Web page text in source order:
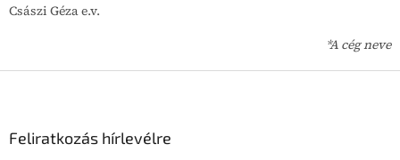
Császi Géza e.v.
*A cég neve
Feliratkozás hírlevélre